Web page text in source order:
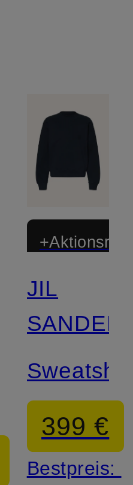
JIL
SANDER
399 €
Bestpreis: